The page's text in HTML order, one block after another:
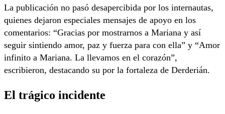
La publicación no pasó desapercibida por los internautas,
quienes dejaron especiales mensajes de apoyo en los
comentarios: “Gracias por mostrarnos a Mariana y así
seguir sintiendo amor, paz y fuerza para con ella” y “Amor
infinito a Mariana. La llevamos en el corazón”,
escribieron, destacando su por la fortaleza de Derderián.
El trágico incidente